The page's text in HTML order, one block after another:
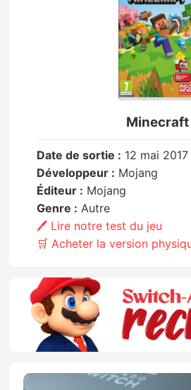
Minecraft
Date de sortie : 12 mai 2017
Développeur : Mojang
Éditeur : Mojang
Genre : Autre
🖊️ Lire notre test du jeu
🛒 Acheter la version